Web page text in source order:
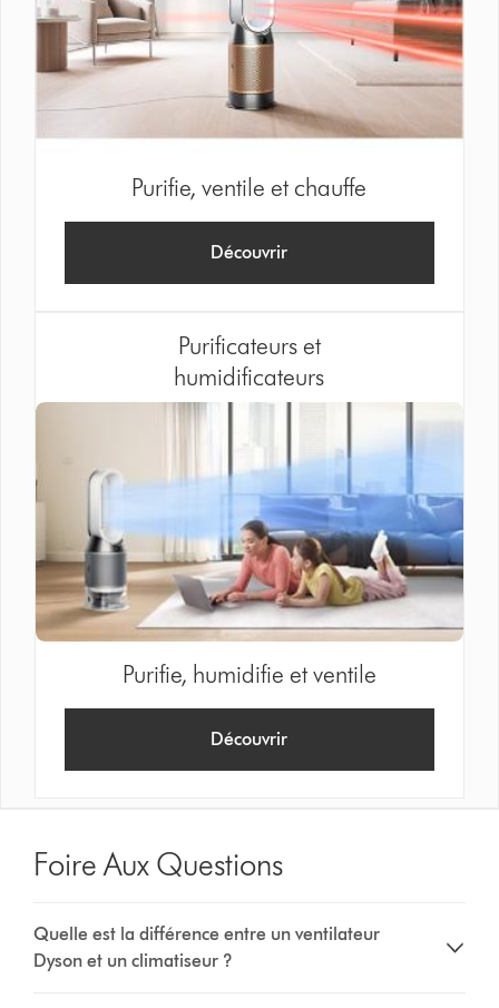
Purifie, ventile et chauffe
Découvrir
Purificateurs et
humidificateurs
Purifie, humidifie et ventile
Découvrir
Foire Aux Questions
Quelle est la différence entre un ventilateur
Dyson et un climatiseur ?